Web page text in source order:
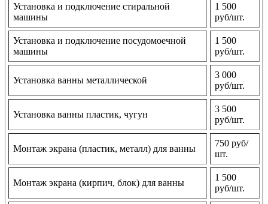
Установка и подключение стиральной
машины
1 500
руб/шт.
Установка и подключение посудомоечной
машины
1 500
руб/шт.
Установка ванны металлической
3 000
руб/шт.
Установка ванны пластик, чугун
3 500
руб/шт.
Монтаж экрана (пластик, металл) для ванны
750 руб/
шт.
Монтаж экрана (кирпич, блок) для ванны
1 500
руб/шт.